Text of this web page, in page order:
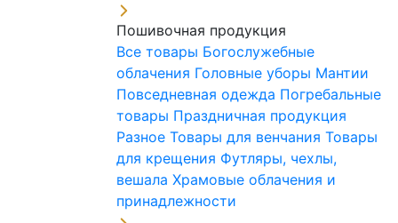
Пошивочная продукция
Все товары Богослужебные
облачения Головные уборы Мантии
Повседневная одежда Погребальные
товары Праздничная продукция
Разное Товары для венчания Товары
для крещения Футляры, чехлы,
вешала Храмовые облачения и
принадлежности